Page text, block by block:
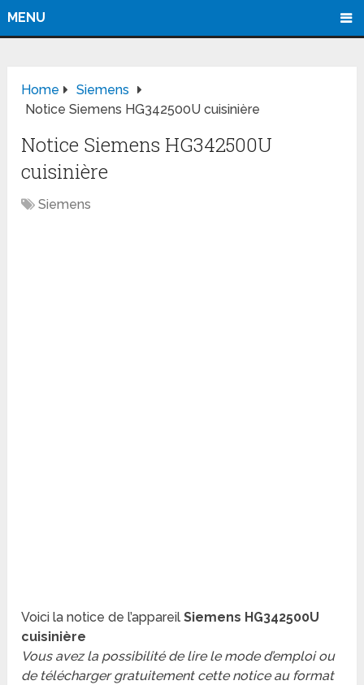
MENU
Home
Siemens
Notice Siemens HG342500U cuisinière
Notice Siemens HG342500U
cuisinière
Siemens
Voici la notice de l’appareilSiemens HG342500U
cuisinière
Vous avez la possibilité de lire le mode d’emploi ou
de télécharger gratuitement cette notice au format